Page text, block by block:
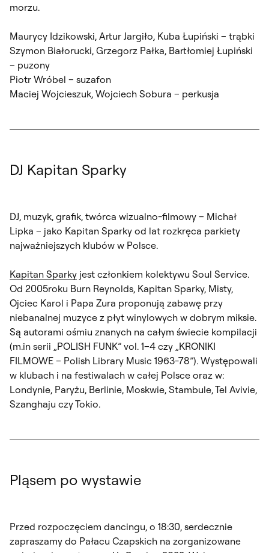
morzu.
Maurycy Idzikowski, Artur Jargiło, Kuba Łupiński – trąbki
Szymon Białorucki, Grzegorz Pałka, Bartłomiej Łupiński
– puzony
Piotr Wróbel – suzafon
Maciej Wojcieszuk, Wojciech Sobura – perkusja
DJ Kapitan Sparky
DJ, muzyk, grafik, twórca wizualno-filmowy – Michał
Lipka – jako Kapitan Sparky od lat rozkręca parkiety
najważniejszych klubów w Polsce.
Kapitan Sparky jest członkiem kolektywu Soul Service.
Od 2005roku Burn Reynolds, Kapitan Sparky, Misty,
Ojciec Karol i Papa Zura proponują zabawę przy
niebanalnej muzyce z płyt winylowych w dobrym miksie.
Są autorami ośmiu znanych na całym świecie kompilacji
(m.in serii „POLISH FUNK” vol. 1–4 czy „KRONIKI
FILMOWE – Polish Library Music 1963-78”). Występowali
w klubach i na festiwalach w całej Polsce oraz w:
Londynie, Paryżu, Berlinie, Moskwie, Stambule, Tel Avivie,
Szanghaju czy Tokio.
Pląsem po wystawie
Przed rozpoczęciem dancingu, o 18:30, serdecznie
zapraszamy do Pałacu Czapskich na zorganizowane